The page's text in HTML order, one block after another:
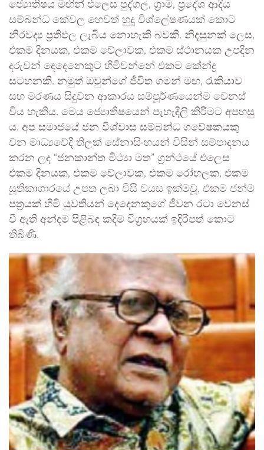
ජ්‍යොතිෂය මඟින් එලෙස පුද්ගල, ග්‍රාම, ප්‍රදේශ ආදිය
සම්බන්ධ කේවල හෙවත් හුදු විශ්ලේෂණයක් කොට
නිරවද්‍ය ප්‍රතිඵල ලැබිය නොහැකි බවකි. නිදසුනක් ලෙස,
එකම දිනයක, එකම වේලාවක, එකම ස්ථානයක උපදින
දරුවන් දෙදෙනෙකුට හිමිවන්නේ එකම කේන්ද්‍ර
සටහනකි. නමුත් ඔවුන්ගේ ජීවිත ගමන් මඟ, රැකියාව
සහ මරණය සිදුවන ආකාරය සම්පූර්ණයෙන්ම වෙනස්
විය හැකිය. මෙය ජ්‍යොතිෂයෙන් පැහැදිලි කිරීමට අපහසු
ය. අප සමාජයේ ජන විශ්වාස සම්බන්ධ ගවේෂකයකු
වන මාධ්‍යවේදී තිලක් සේනාසිංහයන් විසින් සම්පාදනය
කරන ලද “ජනකාන්ත මිථ්‍යා මත” ග්‍රන්ථයේ එලෙස
එකම දිනයක, එකම වේලාවක, එකම රෝහලක, එකම
සූතිකාගාරයේ උපත ලබා විසි වයස ඉක්මවූ, එකම ජන්ම
පත්‍රයක් හිමි යුවතියන් දෙදෙනකුගේ ජීවන රටා වෙනස්
වී ඇති අන්දම පිළිබඳ කදිම විග්‍රහයක් ඉදිරිපත් කොට
තිබිණි.